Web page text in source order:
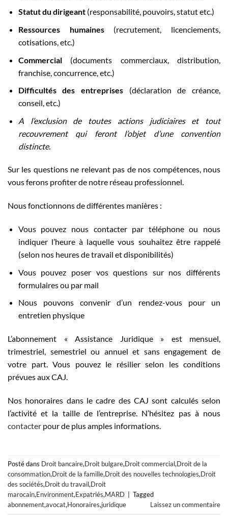
Statut du dirigeant(responsabilité, pouvoirs, statut etc.)
Ressources humaines(recrutement, licenciements,
cotisations, etc.)
Commercial(documents commerciaux, distribution,
franchise, concurrence, etc.)
Difficultés des entreprises (déclaration de créance,
conseil, etc.)
A l’exclusion de toutes actions judiciaires et tout
recouvrement qui feront l’objet d’une convention
distincte.
Sur les questions ne relevant pas de nos compétences, nous
vous ferons profiter de notre réseau professionnel.
Nous fonctionnons de différentes manières :
Vous pouvez nous contacter par téléphone ou nous
indiquer l’heure à laquelle vous souhaitez être rappelé
(selon nos heures de travail et disponibilités)
Vous pouvez poser vos questions sur nos différents
formulaires ou par mail
Nous pouvons convenir d’un rendez-vous pour un
entretien physique
L’abonnement « Assistance Juridique » est mensuel,
trimestriel, semestriel ou annuel et sans engagement de
votre part. Vous pouvez le résilier selon les conditions
prévues aux CAJ.
Nos honoraires dans le cadre des CAJ sont calculés selon
l’activité et la taille de l’entreprise. N’hésitez pas à nous
contacter pour de plus amples informations.
Posté dans Droit bancaire,Droit bulgare,Droit commercial,Droit de la
consommation,Droit de la famille,Droit des nouvelles technologies,Droit
des sociétés,Droit du travail,Droit
marocain,Environment,Expatriés,MARD
Tagged
abonnement,avocat,Honoraires,juridique Laissez un commentaire